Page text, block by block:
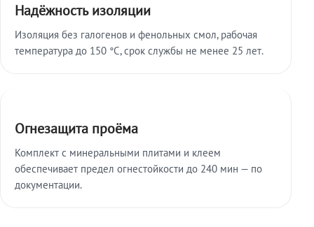
Надёжность изоляции
Изоляция без галогенов и фенольных смол, рабочая
температура до 150 °C, срок службы не менее 25 лет.
Огнезащита проёма
Комплект с минеральными плитами и клеем
обеспечивает предел огнестойкости до 240 мин — по
документации.